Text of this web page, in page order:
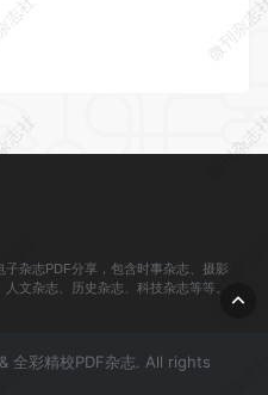
杂志PDF分享，包含时事杂志、摄影
文杂志、历史杂志、科技杂志等等。
全彩精校PDF杂志. All rights
社
微刊杂
社
微刊杂
社
微刊杂